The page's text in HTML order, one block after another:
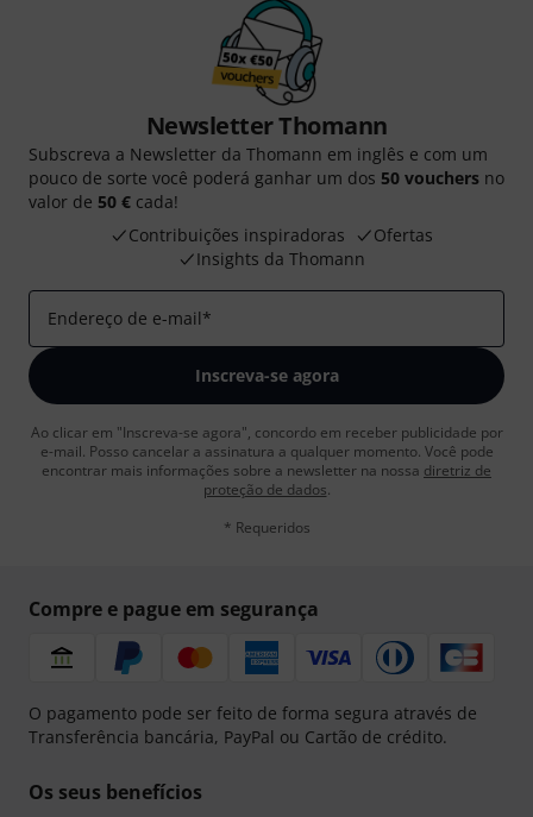
Newsletter Thomann
Subscreva a Newsletter da Thomann em inglês e com um
pouco de sorte você poderá ganhar um dos 50 vouchers no
valor de 50 € cada!
Contribuições inspiradoras
Ofertas
Insights da Thomann
Endereço de e-mail*
Inscreva-se agora
Ao clicar em "Inscreva-se agora", concordo em receber publicidade por
e-mail. Posso cancelar a assinatura a qualquer momento. Você pode
encontrar mais informações sobre a newsletter na nossa diretriz de
proteção de dados.
* Requeridos
Compre e pague em segurança
O pagamento pode ser feito de forma segura através de
Transferência bancária, PayPal ou Cartão de crédito.
Os seus benefícios